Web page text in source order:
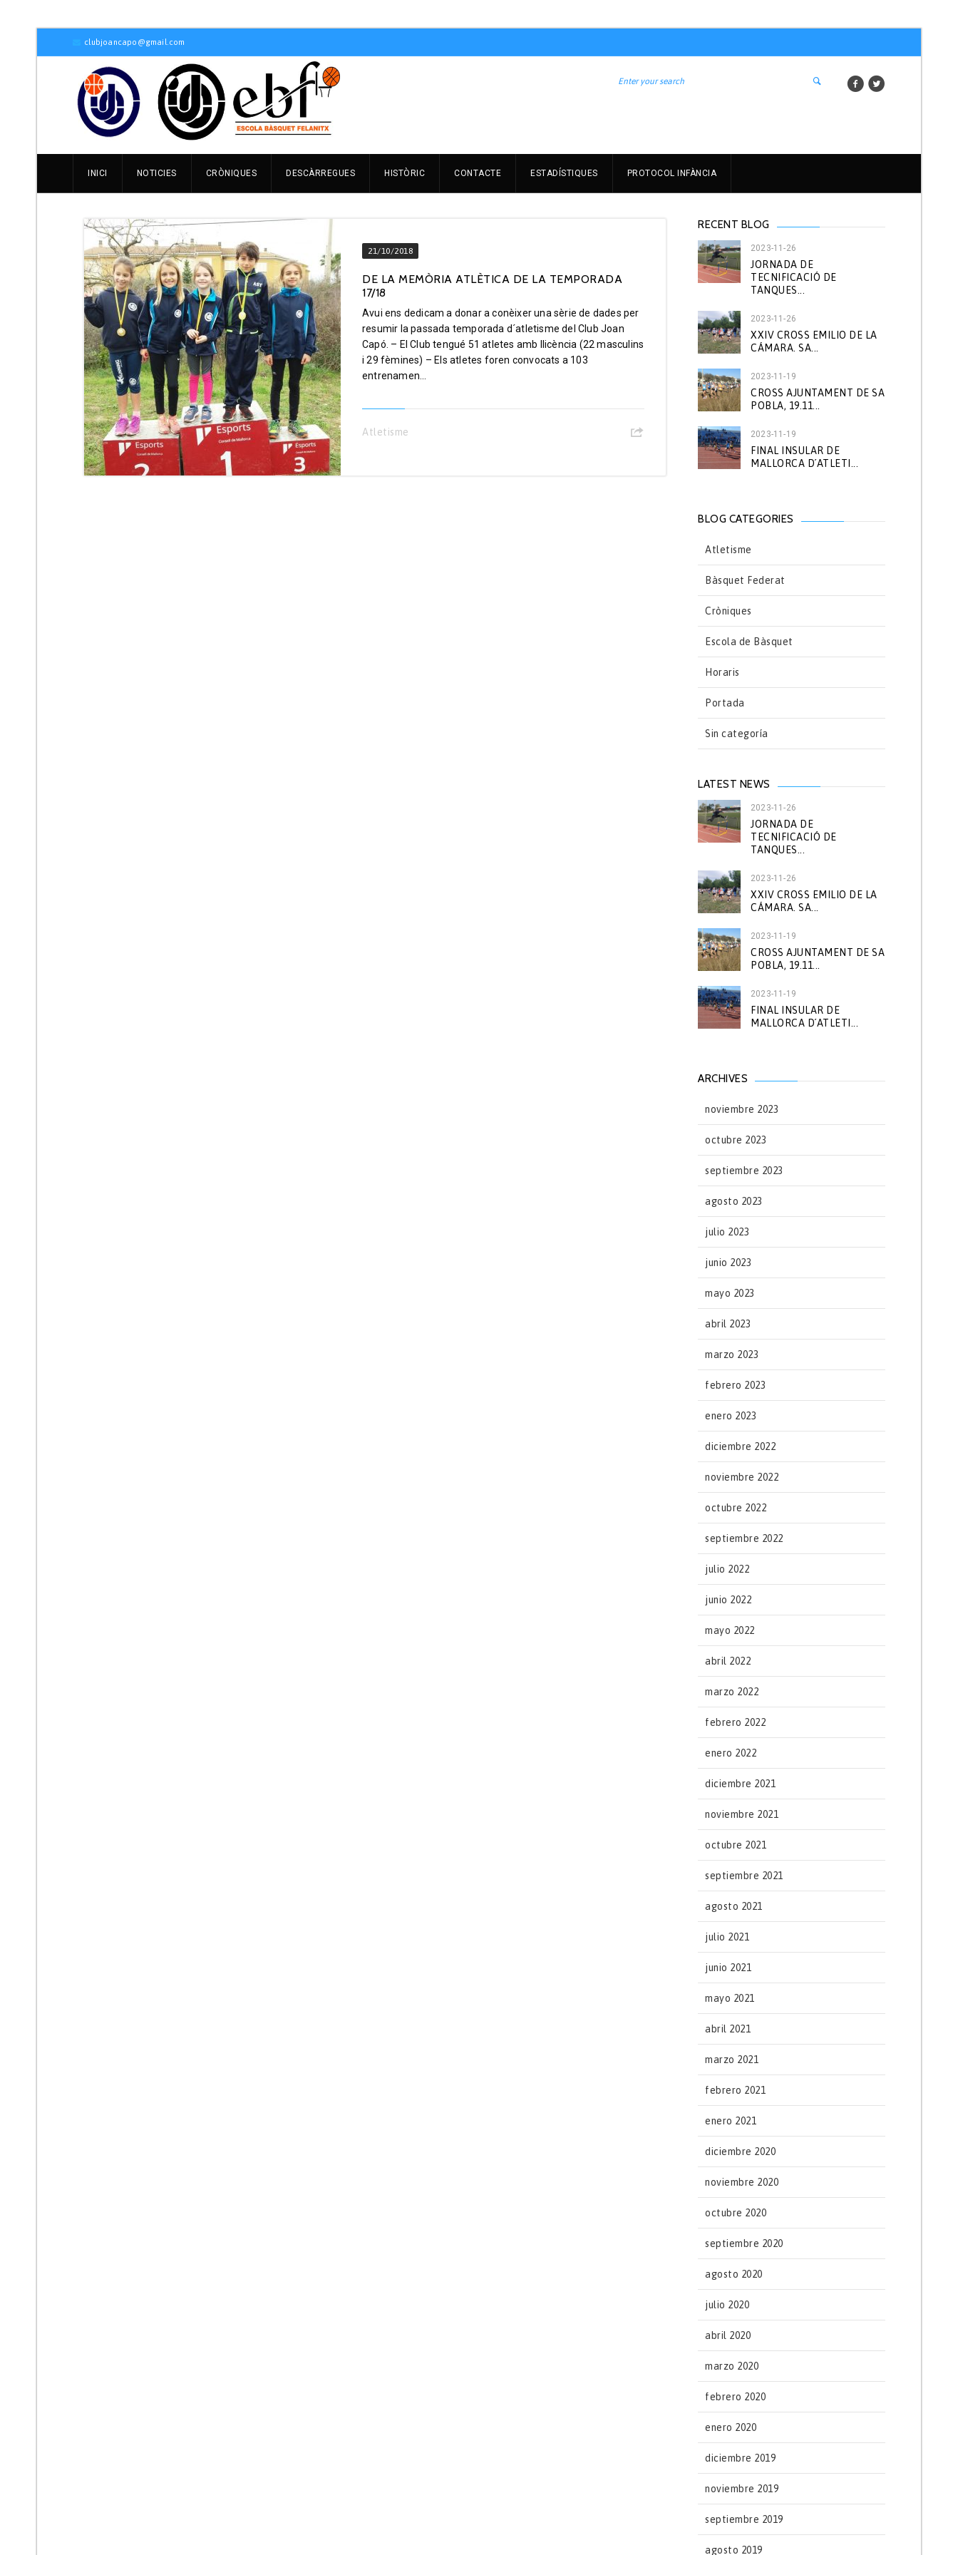
clubjoancapo@gmail.com
INICI NOTICIES CRÒNIQUES DESCÀRREGUES HISTÒRIC CONTACTE ESTADÍSTIQUES PROTOCOL INFÀNCIA
21/10/2018
DE LA MEMÒRIA ATLÈTICA DE LA TEMPORADA
17/18
Avui ens dedicam a donar a conèixer una sèrie de dades per
resumir la passada temporada d´atletisme del Club Joan
Capó. – El Club tengué 51 atletes amb llicència (22 masculins
i 29 fèmines) – Els atletes foren convocats a 103
entrenamen...
Atletisme
RECENT BLOG
2023-11-26
JORNADA DE
TECNIFICACIÓ DE
TANQUES...
2023-11-26
XXIV CROSS EMILIO DE LA
CÁMARA. SA...
2023-11-19
CROSS AJUNTAMENT DE SA
POBLA, 19.11...
2023-11-19
FINAL INSULAR DE
MALLORCA D´ATLETI...
BLOG CATEGORIES
Atletisme
Bàsquet Federat
Cròniques
Escola de Bàsquet
Horaris
Portada
Sin categoría
LATEST NEWS
2023-11-26
JORNADA DE
TECNIFICACIÓ DE
TANQUES...
2023-11-26
XXIV CROSS EMILIO DE LA
CÁMARA. SA...
2023-11-19
CROSS AJUNTAMENT DE SA
POBLA, 19.11...
2023-11-19
FINAL INSULAR DE
MALLORCA D´ATLETI...
ARCHIVES
noviembre 2023
octubre 2023
septiembre 2023
agosto 2023
julio 2023
junio 2023
mayo 2023
abril 2023
marzo 2023
febrero 2023
enero 2023
diciembre 2022
noviembre 2022
octubre 2022
septiembre 2022
julio 2022
junio 2022
mayo 2022
abril 2022
marzo 2022
febrero 2022
enero 2022
diciembre 2021
noviembre 2021
octubre 2021
septiembre 2021
agosto 2021
julio 2021
junio 2021
mayo 2021
abril 2021
marzo 2021
febrero 2021
enero 2021
diciembre 2020
noviembre 2020
octubre 2020
septiembre 2020
agosto 2020
julio 2020
abril 2020
marzo 2020
febrero 2020
enero 2020
diciembre 2019
noviembre 2019
septiembre 2019
agosto 2019